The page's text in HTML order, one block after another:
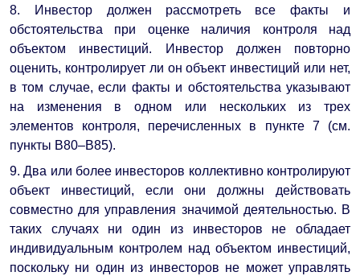
8. Инвестор должен рассмотреть все факты и
обстоятельства при оценке наличия контроля над
объектом инвестиций. Инвестор должен повторно
оценить, контролирует ли он объект инвестиций или нет,
в том случае, если факты и обстоятельства указывают
на изменения в одном или нескольких из трех
элементов контроля, перечисленных в пункте 7 (см.
пункты B80–B85).
9. Два или более инвесторов коллективно контролируют
объект инвестиций, если они должны действовать
совместно для управления значимой деятельностью. В
таких случаях ни один из инвесторов не обладает
индивидуальным контролем над объектом инвестиций,
поскольку ни один из инвесторов не может управлять